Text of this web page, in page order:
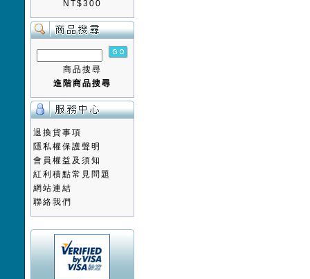
NT$300
商品搜尋
進階商品搜尋
退換貨事項
隱私權保護聲明
會員權益及須知
紅利積點常見問題
網站連結
聯絡我們